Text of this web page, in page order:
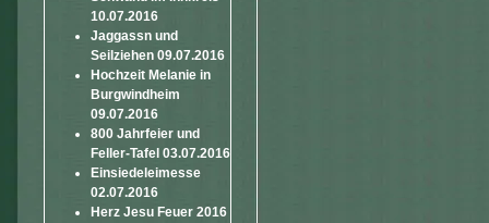
10.07.2016
Jaggassn und
Seilziehen 09.07.2016
Hochzeit Melanie in
Burgwindheim
09.07.2016
800 Jahrfeier und
Feller-Tafel 03.07.2016
Einsiedeleimesse
02.07.2016
Herz Jesu Feuer 2016